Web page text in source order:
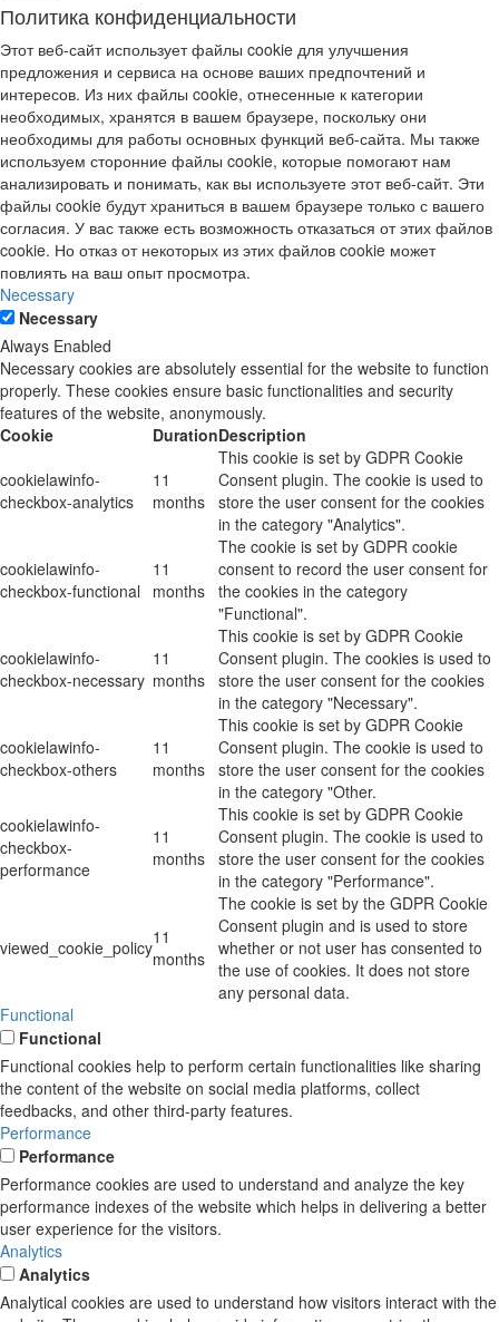
Политика конфиденциальности
Этот веб-сайт использует файлы cookie для улучшения
предложения и сервиса на основе ваших предпочтений и
интересов. Из них файлы cookie, отнесенные к категории
необходимых, хранятся в вашем браузере, поскольку они
необходимы для работы основных функций веб-сайта. Мы также
используем сторонние файлы cookie, которые помогают нам
анализировать и понимать, как вы используете этот веб-сайт. Эти
файлы cookie будут храниться в вашем браузере только с вашего
согласия. У вас также есть возможность отказаться от этих файлов
cookie. Но отказ от некоторых из этих файлов cookie может
повлиять на ваш опыт просмотра.
Necessary
Necessary
Always Enabled
Necessary cookies are absolutely essential for the website to function
properly. These cookies ensure basic functionalities and security
features of the website, anonymously.
Cookie
DurationDescription
cookielawinfo-
checkbox-analytics
11
months
This cookie is set by GDPR Cookie
Consent plugin. The cookie is used to
store the user consent for the cookies
in the category "Analytics".
cookielawinfo-
checkbox-functional
11
months
The cookie is set by GDPR cookie
consent to record the user consent for
the cookies in the category
"Functional".
cookielawinfo-
checkbox-necessary
11
months
This cookie is set by GDPR Cookie
Consent plugin. The cookies is used to
store the user consent for the cookies
in the category "Necessary".
cookielawinfo-
checkbox-others
11
months
This cookie is set by GDPR Cookie
Consent plugin. The cookie is used to
store the user consent for the cookies
in the category "Other.
cookielawinfo-
checkbox-
performance
11
months
This cookie is set by GDPR Cookie
Consent plugin. The cookie is used to
store the user consent for the cookies
in the category "Performance".
viewed_cookie_policy11
months
The cookie is set by the GDPR Cookie
Consent plugin and is used to store
whether or not user has consented to
the use of cookies. It does not store
any personal data.
Functional
Functional
Functional cookies help to perform certain functionalities like sharing
the content of the website on social media platforms, collect
feedbacks, and other third-party features.
Performance
Performance
Performance cookies are used to understand and analyze the key
performance indexes of the website which helps in delivering a better
user experience for the visitors.
Analytics
Analytics
Analytical cookies are used to understand how visitors interact with the